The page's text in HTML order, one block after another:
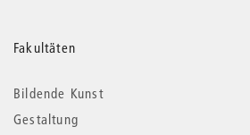
Weitere
Informationen
Fakultäten
Bildende Kunst
Gestaltung